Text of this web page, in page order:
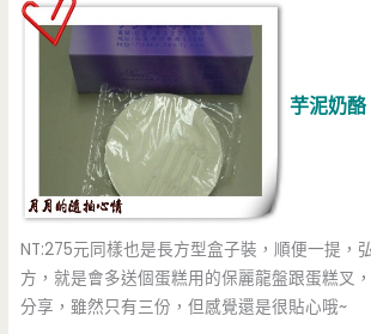
芋泥奶酪
NT:275元同樣也是長方型盒子裝，順便一提，
方，就是會多送個蛋糕用的保麗龍盤跟蛋糕叉
分享，雖然只有三份，但感覺還是很貼心哦~